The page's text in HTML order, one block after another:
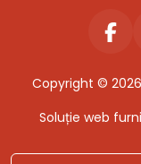
Copyright © 2026
Soluție web